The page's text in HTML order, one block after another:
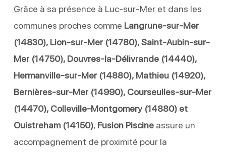
Grâce à sa présence à Luc-sur-Mer et dans les
communes proches comme Langrune-sur-Mer
(14830), Lion-sur-Mer (14780), Saint-Aubin-sur-
Mer (14750), Douvres-la-Délivrande (14440),
Hermanville-sur-Mer (14880), Mathieu (14920),
Bernières-sur-Mer (14990), Courseulles-sur-Mer
(14470), Colleville-Montgomery (14880) et
Ouistreham (14150), Fusion Piscineassure un
accompagnement de proximité pour la